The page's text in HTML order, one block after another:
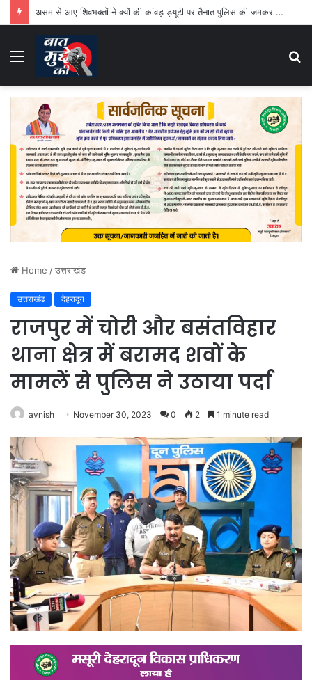
असम से आए शिवभक्तों ने क्यों की कांवड़ ड्यूटी पर तैनात पुलिस की जमकर तारीफ
Menu
Home /उत्तराखंड
उत्तराखंड देहरादून
राजपुर में चोरी और बसंतविहार
थाना क्षेत्र में बरामद शवों के
मामलें से पुलिस ने उठाया पर्दा
avnish November 30, 2023 0 2 1 minute read